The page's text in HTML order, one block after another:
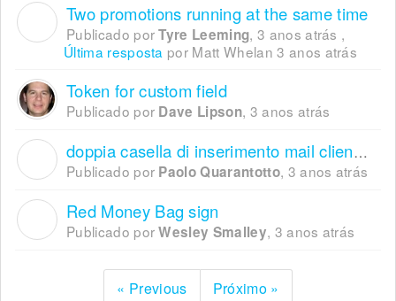
Two promotions running at the same time
Publicado porTyre Leeming, 3 anos atrás ,
Última resposta por Matt Whelan3 anos atrás
Token for custom field
Publicado por Dave Lipson, 3 anos atrás
doppia casella di inserimento mail cliente in sede di prenotazione
Publicado por Paolo Quarantotto, 3 anos atrás
Red Money Bag sign
Publicado porWesley Smalley, 3 anos atrás
« Previous Próximo »